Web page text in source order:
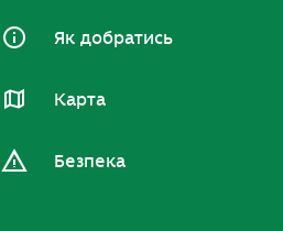
Як добратись
Карта
Безпека